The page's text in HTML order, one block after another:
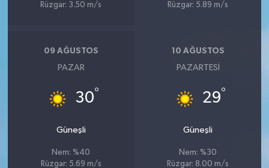
Rüzgar: 3.50 m/s
Rüzgar: 5.89 m/s
09 AĞUSTOS
PAZAR
30°
Güneşli
Nem: %40
Rüzgar: 5.69 m/s
10 AĞUSTOS
PAZARTESI
29°
Güneşli
Nem: %30
Rüzgar: 8.00 m/s